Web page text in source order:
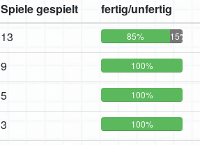
Spiele gespielt fertig/unfertig
13 85% 15%
9 100%
5 100%
3 100%